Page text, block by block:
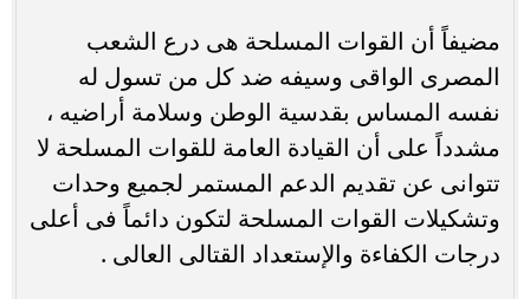
مضيفاً أن القوات المسلحة هى درع الشعب
المصرى الواقى وسيفه ضد كل من تسول له
نفسه المساس بقدسية الوطن وسلامة أراضيه ،
مشدداً على أن القيادة العامة للقوات المسلحة لا
تتوانى عن تقديم الدعم المستمر لجميع وحدات
وتشكيلات القوات المسلحة لتكون دائماً فى أعلى
درجات الكفاءة والإستعداد القتالى العالى .